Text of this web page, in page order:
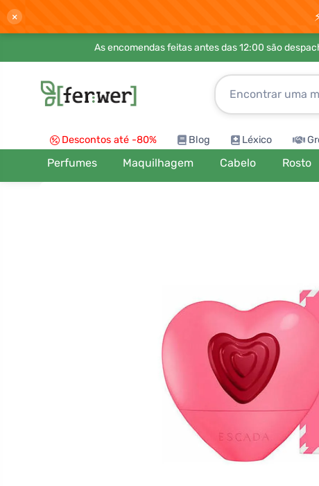
×
As encomendas feitas antes das 12:00 são
Descontos até -80% Blog Léxico
Perfumes Maquilhagem Cabelo Rosto